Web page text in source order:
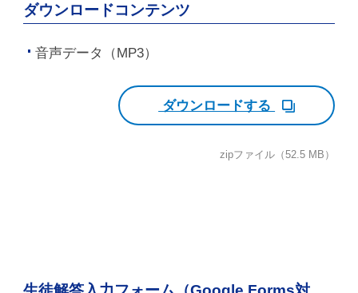
ダウンロードコンテンツ
音声データ（MP3）
ダウンロードする
zipファイル（52.5 MB）